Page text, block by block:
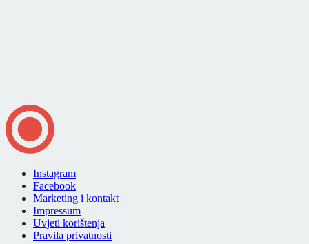
Instagram
Facebook
Marketing i kontakt
Impressum
Uvjeti korištenja
Pravila privatnosti